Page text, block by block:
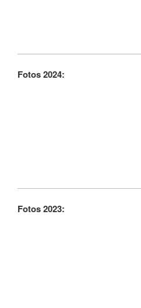
Fotos 2024:
Fotos 2023: